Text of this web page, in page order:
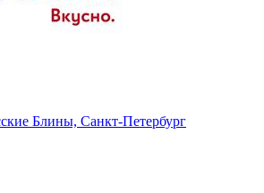
Блины, Санкт-Петербург